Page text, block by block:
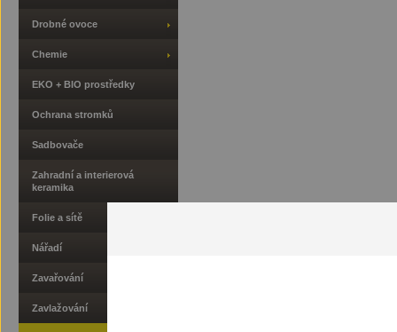
Drobné ovoce
Chemie
EKO + BIO prostředky
Ochrana stromků
Sadbovače
Zahradní a interierová
keramika
Folie a sítě
Nářadí
Zavařování
Zavlažování